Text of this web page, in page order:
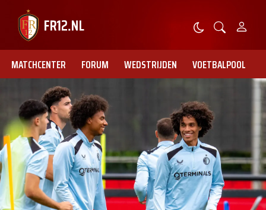
MATCHCENTER FORUM WEDSTRIJDEN VOETBALPOOL